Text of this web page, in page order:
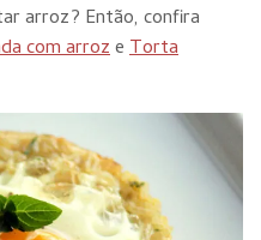
arroz? Então, confira
com arrozeTorta